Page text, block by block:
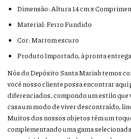
Dimensão: Altura 14 cm x
Material: Ferro Fundido
Cor: Marrom escuro
Produto Importado, à pronta entrega
Nós do Depósito Santa Mariah temos
você nosso cliente possa encontrar
diferenciados, compondo um estilo que
casa um modo de viver descontraído,
Muitos dos nossos objetos têm um
complementando uma gama